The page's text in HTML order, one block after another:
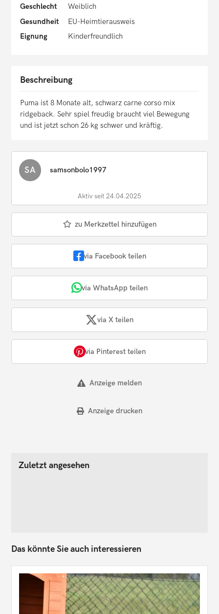
Geschlecht
Weiblich
Gesundheit
EU-Heimtierausweis
Eignung
Kinderfreundlich
Beschreibung
Puma ist 8 Monate alt, schwarz carne corso mix
ridgeback. Sehr spiel freudig braucht viel Bewegung
und ist jetzt schon 26 kg schwer und kräftig.
SA samsonbolo1997
Aktiv seit 24.04.2025
zu Merkzettel hinzufügen
via Facebook teilen
via WhatsApp teilen
via X teilen
via Pinterest teilen
Anzeige melden
Anzeige drucken
Zuletzt angesehen
Das könnte Sie auch interessieren